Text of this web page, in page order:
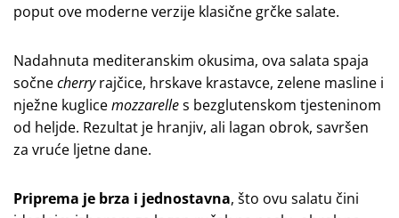
poput ove moderne verzije klasične grčke salate.
Nadahnuta mediteranskim okusima, ova salata spaja
sočnecherryrajčice, hrskave krastavce, zelene masline i
nježne kuglicemozzarelles bezglutenskom tjesteninom
od heljde. Rezultat je hranjiv, ali lagan obrok, savršen
za vruće ljetne dane.
Priprema je brza i jednostavna, što ovu salatu čini